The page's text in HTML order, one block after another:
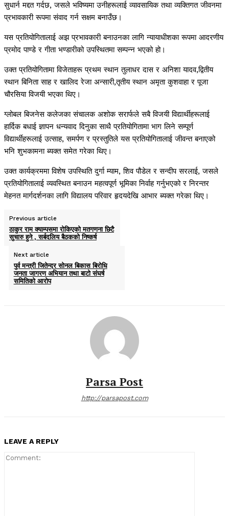
सुधार्न मद्दत गर्दछ, जसले भविष्यमा उनीहरूलाई व्यावसायिक तथा व्यक्तिगत जीवनमा
प्रभावकारी रूपमा संवाद गर्न सक्षम बनाउँछ।
यस प्रतियोगितालाई अझ प्रभावकारी बनाउनका लागि न्यायाधीशका रूपमा आदरणीय
प्रमोद पाण्डे र गीता भण्डारीको उपस्थितमा सम्पन्न भएको हो।
उक्त प्रतियोगितामा विजेताहरू प्रथम स्थान तुलाधर दास र अनिशा यादव,द्वितीय
स्थान बिनिता साह र खालिद रेजा अन्सारी,तृतीय स्थान अमृता कुशवाहा र पूजा
चौरसिया विजयी भएका थिए।
ग्लोबल बिजनेस कलेजका संचालक अशोक सरार्फले सबै विजयी विद्यार्थीहरूलाई
हार्दिक बधाई ज्ञापन धन्यवाद दिनुका साथै प्रतियोगितामा भाग लिने सम्पूर्ण
विद्यार्थीहरूलाई उत्साह, समर्पण र प्रस्तुतिले यस प्रतियोगितालाई जीवन्त बनाएको
भनि शुभकामना ब्यक्त समेत गरेका थिए।
उक्त कार्यक्रममा विशेष उपस्थिति दुर्गा म्याम, शिव पौडेल र सन्दीप सरलाई, जसले
प्रतियोगितालाई व्यवस्थित बनाउन महत्वपूर्ण भूमिका निर्वाह गर्नुभएको र निरन्तर
मेहनत मार्गदर्शनका लागि विद्यालय परिवार हृदयदेखि आभार ब्यक्त गरेका थिए।
Previous article
ठाकुर राम क्याम्पसमा रोकिएको मतगणना छिटै
सुचारु हुने , सर्बदलिय बैठकको निष्कर्ष
Next article
पुर्व मन्त्री जितेन्द्र सोनल बिकास बिरोधि
जनता जागरण अभियान तथा बाटो संघर्ष
समितिको आरोप
Parsa Post
http://parsapost.com
LEAVE A REPLY